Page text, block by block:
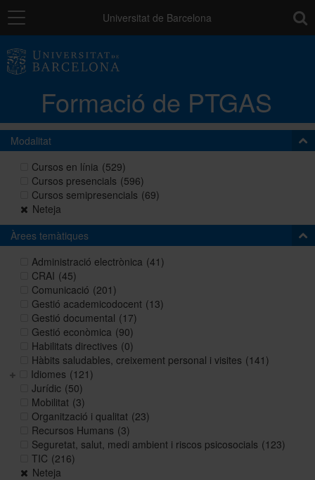
Navegació Universitat de Barcelona
Formació de PTGAS
Catàleg de la formació del PTGAS
Cursos a mida
Autoaprenentatge
Ajuts
Històric i memòries
Modalitat
Cursos en línia (529)
Cursos presencials (596)
Cursos semipresencials (69)
Neteja
Àrees temàtiques
Administració electrònica (41)
CRAI (45)
Comunicació (201)
Gestió academicodocent (13)
Gestió documental (17)
Gestió econòmica (90)
Habilitats directives (0)
Hàbits saludables, creixement personal i visites (141)
Idiomes (121)
Jurídic (50)
Mobilitat (3)
Organització i qualitat (23)
Recursos Humans (3)
Seguretat, salut, medi ambient i riscos psicosocials (123)
TIC (216)
Neteja